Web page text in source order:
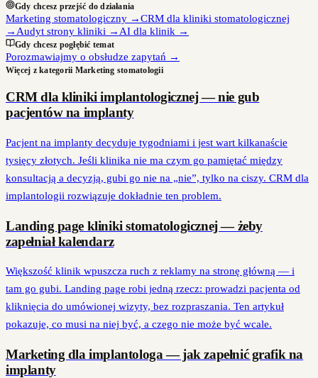
Gdy chcesz przejść do działania
Marketing stomatologiczny →CRM dla kliniki stomatologicznej
→Audyt strony kliniki →AI dla klinik →
Gdy chcesz pogłębić temat
Porozmawiajmy o obsłudze zapytań →
Więcej z kategorii Marketing stomatologii
CRM dla kliniki implantologicznej — nie gub
pacjentów na implanty
Pacjent na implanty decyduje tygodniami i jest wart kilkanaście
tysięcy złotych. Jeśli klinika nie ma czym go pamiętać między
konsultacją a decyzją, gubi go nie na „nie”, tylko na ciszy. CRM dla
implantologii rozwiązuje dokładnie ten problem.
Landing page kliniki stomatologicznej — żeby
zapełniał kalendarz
Większość klinik wpuszcza ruch z reklamy na stronę główną — i
tam go gubi. Landing page robi jedną rzecz: prowadzi pacjenta od
kliknięcia do umówionej wizyty, bez rozpraszania. Ten artykuł
pokazuje, co musi na niej być, a czego nie może być wcale.
Marketing dla implantologa — jak zapełnić grafik na
implanty